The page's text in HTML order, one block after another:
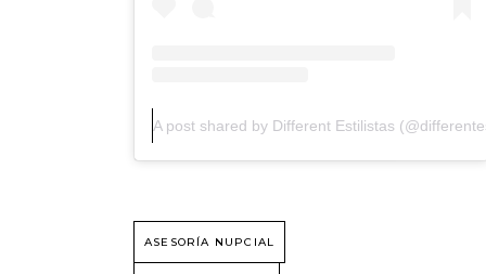
A post shared by Different Estilistas
ASESORÍA NUPCIAL